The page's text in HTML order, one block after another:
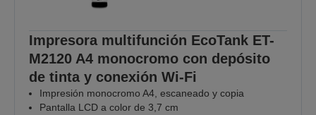
Impresora multifunción EcoTank ET-
M2120 A4 monocromo con depósito
de tinta y conexión Wi-Fi
Impresión monocromo A4, escaneado y copia
Pantalla LCD a color de 3,7 cm